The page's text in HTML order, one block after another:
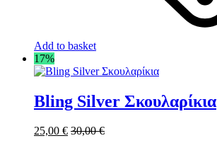
Add to basket
17%
Bling Silver Σκουλαρίκια
25,00 € 30,00€